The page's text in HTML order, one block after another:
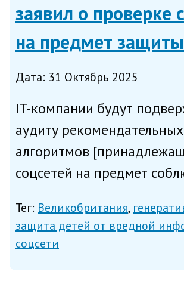
заявил о проверке
на предмет
Дата: 31 Октябрь 2025
IT-компании будут
аудиту рекомендательных
алгоритмов
соцсетей на предмет
(Online Safety Act),
пятницу газета FT со
Тег: Великобритания
защита детей от вредной
соцсети